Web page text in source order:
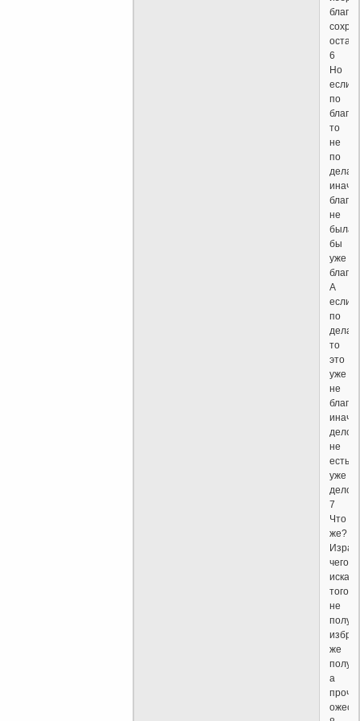
6
Но
если
по
то
не
по
делам;
иначе
не
была
бы
уже
А
если
по
делам,
то
это
уже
не
иначе
дело
не
есть
уже
дело.
7
Что
же?
чего
искал,
того
не
же
а